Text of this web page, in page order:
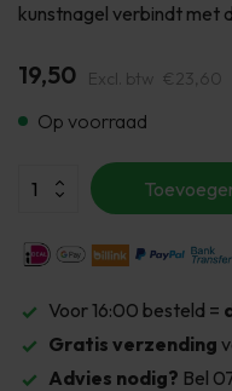
kunstnagel verbindt met
19,50 Excl. btw €23,60
Op voorraad
Voor 16:00 besteld =
Gratis verzending
Advies nodig? Bel